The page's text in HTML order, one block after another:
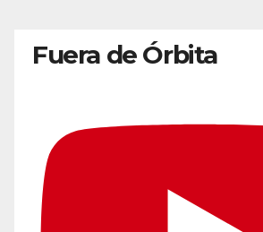
Fuera de Órbita